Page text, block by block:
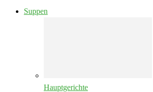
Suppen
Hauptgerichte